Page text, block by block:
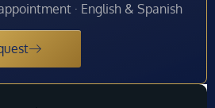
· English & Spanish